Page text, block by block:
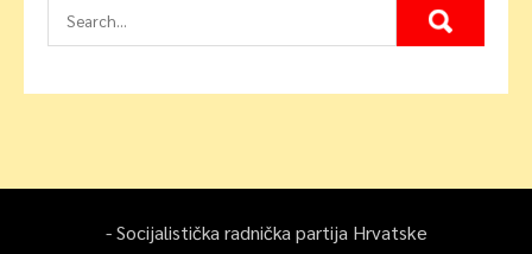
- Socijalistička radnička partija Hrvatske